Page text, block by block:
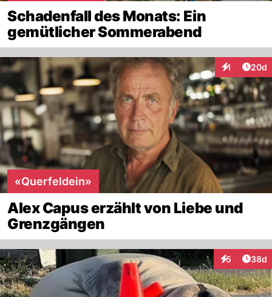
Schadenfall des Monats: Ein
gemütlicher Sommerabend
1
Interaktionen
20d
«Querfeldein»
Alex Capus erzählt von Liebe und
Grenzgängen
5
Interaktionen
38d